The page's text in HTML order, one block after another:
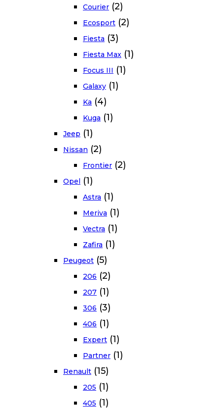
Courier (2)
Ecosport (2)
Fiesta (3)
Fiesta Max (1)
Focus III (1)
Galaxy (1)
Ka (4)
Kuga (1)
Jeep (1)
Nissan (2)
Frontier (2)
Opel (1)
Astra (1)
Meriva (1)
Vectra (1)
Zafira (1)
Peugeot (5)
206 (2)
207 (1)
306 (3)
406 (1)
Expert (1)
Partner (1)
Renault (15)
205 (1)
405 (1)